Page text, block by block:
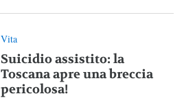
Vita
Suicidio assistito: la
Toscana apre una breccia
pericolosa!